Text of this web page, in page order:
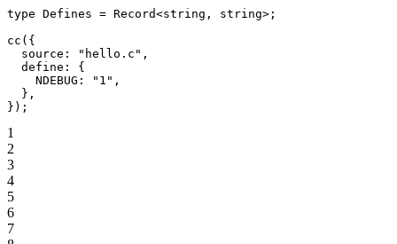
type Defines = Record<string , string>;
cc ({
  source:
"hello.c" ,
  define: {
    NDEBUG:
"1" ,
  },
});
1
2
3
4
5
6
7